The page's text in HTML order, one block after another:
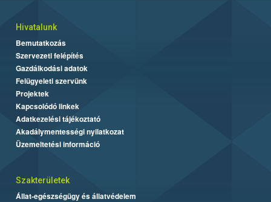
Hivatalunk
Bemutatkozás
Szervezeti felépítés
Gazdálkodási adatok
Felügyeleti szervünk
Projektek
Kapcsolódó linkek
Adatkezelési tájékoztató
Akadálymentességi nyilatkozat
Üzemeltetési információ
Szakterületek
Állat-egészségügy és állatvédelem